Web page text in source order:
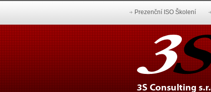
Prezenční ISO Školení